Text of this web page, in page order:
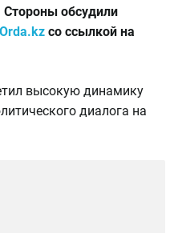
обсудили
Orda.kz со ссылкой на
высокую динамику
диалога на